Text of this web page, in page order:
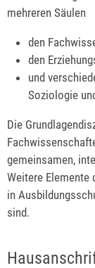
mehreren Säulen
den
den
und
Soziologie
Die
gemeinsamen,
Weitere Elemente
in
sind.